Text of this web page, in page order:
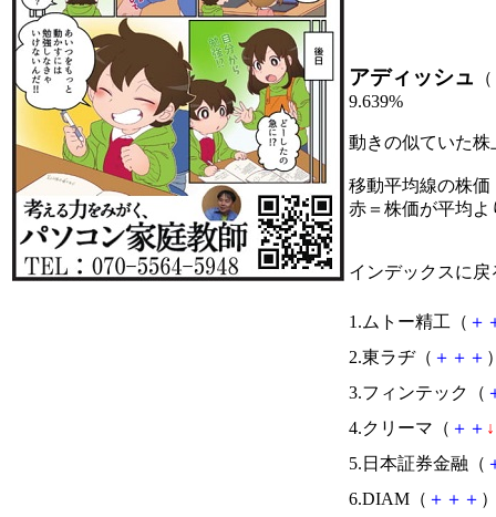
アディッシュ （
9.639%
動きの似ていた
移動平均線の株価
赤＝株価が平均
インデックスに戻
1.ムトー精工（ ＋
2.東ラヂ（ ＋ ＋ ＋
3.フィンテック（
4.クリーマ（ ＋ ＋ ↓
5.日本証券金融（
6.DIAM（ ＋ ＋ ＋